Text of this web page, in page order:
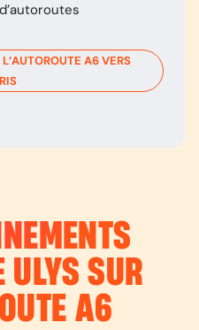
A6VERS
ULYS SUR
A6